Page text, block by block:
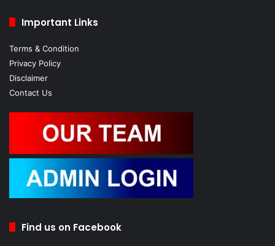
Important Links
Terms & Condition
Privacy Policy
Disclaimer
Contact Us
Find us on Facebook